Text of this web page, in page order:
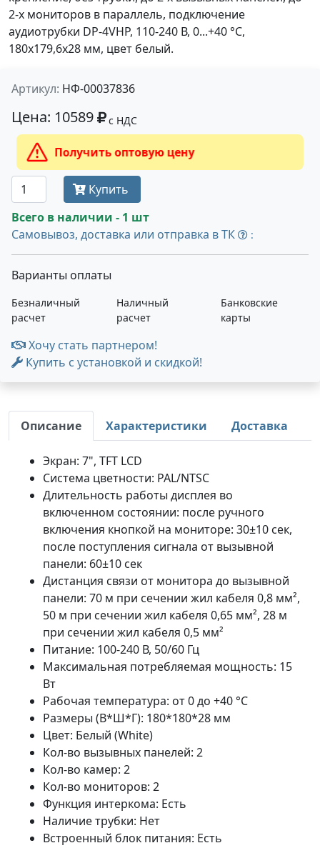
2-х мониторов в параллель, подключение
аудиотрубки DP-4VHP, 110-240 В, 0...+40 °C,
180х179,6х28 мм, цвет белый.
Артикул: НФ-00037836
Цена: 10589 с НДС
Получить оптовую цену
Купить
Всего в наличии - 1 шт
Самовывоз, доставка или отправка в ТК
:
Варианты оплаты
Безналичный
расчет
Наличный
расчет
Банковские
карты
Хочу стать партнером!
Купить с установкой и скидкой!
Описание Характеристики Доставка
Экран: 7", TFT LCD
Система цветности: PAL/NTSC
Длительность работы дисплея во
включенном состоянии: после ручного
включения кнопкой на мониторе: 30±10 сек,
после поступления сигнала от вызывной
панели: 60±10 сек
Дистанция связи от монитора до вызывной
панели: 70 м при сечении жил кабеля 0,8 мм²,
50 м при сечении жил кабеля 0,65 мм², 28 м
при сечении жил кабеля 0,5 мм²
Питание: 100-240 В, 50/60 Гц
Максимальная потребляемая мощность: 15
Вт
Рабочая температура: от 0 до +40 °С
Размеры (В*Ш*Г): 180*180*28 мм
Цвет: Белый (White)
Кол-во вызывных панелей: 2
Кол-во камер: 2
Кол-во мониторов: 2
Функция интеркома: Есть
Наличие трубки: Нет
Встроенный блок питания: Есть